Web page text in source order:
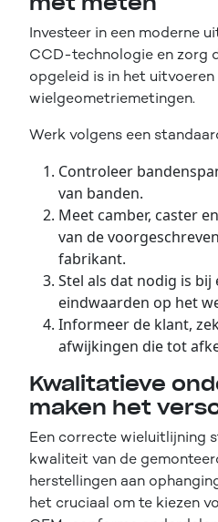
Investeer in een moderne
CCD-technologie en zorg
opgeleid is in het
wielgeometriemetingen.
Werk volgens een
Controleer
van banden.
Meet camber, caster
van de
fabrikant.
Stel als dat nodig is
eindwaarden op het
Informeer de klant,
afwijkingen die tot
Kwalitatieve
maken het
Een correcte wieluitlijning
kwaliteit van de
herstellingen aan
het cruciaal om te kiezen